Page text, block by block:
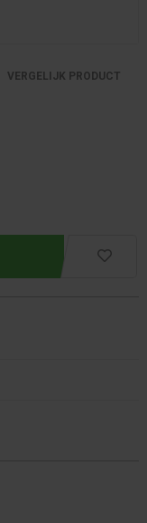
VERGELIJK PRODUCT